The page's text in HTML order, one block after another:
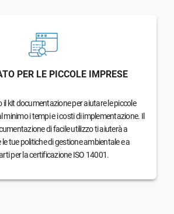
PER LE PICCOLE IMPRESE
kit documentazione per aiutare le piccole
minimo i tempi e i costi di implementazione. Il
di facile utilizzo ti aiuterà a
tue politiche di gestione ambientale e a
per la certificazione ISO 14001.